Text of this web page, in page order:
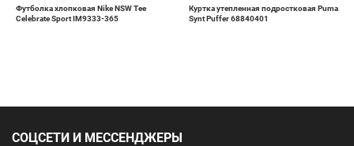
Футболка хлопковая Nike NSW Tee
Celebrate Sport IM9333-365
Куртка утепленная подростковая Puma
Synt Puffer 68840401
СОЦСЕТИ И МЕССЕНДЖЕРЫ